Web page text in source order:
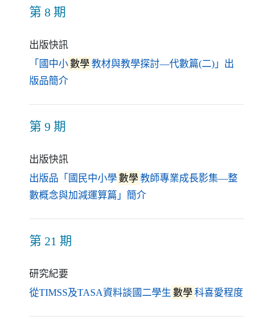
第 8 期
出版快訊
「國中小數學教材與教學探討—代數篇(二)」出
版品簡介（另開新視窗）
第 9 期
出版快訊
出版品「國民中小學數學教師專業成長影集—整
數概念與加減運算篇」簡介（另開新視窗）
第 21 期
研究紀要
從TIMSS及TASA資料談國二學生 數學科喜愛程度（另